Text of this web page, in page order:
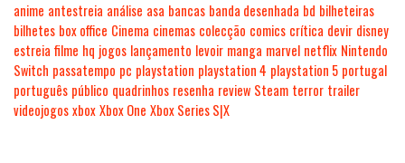
anime antestreia análise asa bancas banda desenhada bd bilheteiras
bilhetes box office Cinema cinemas colecção comics crítica devir disney
estreia filme hq jogos lançamento levoir manga marvel netflix Nintendo
Switch passatempo pc playstation playstation 4 playstation 5 portugal
português público quadrinhos resenha review Steam terror trailer
videojogosxboxXbox One Xbox Series S|X